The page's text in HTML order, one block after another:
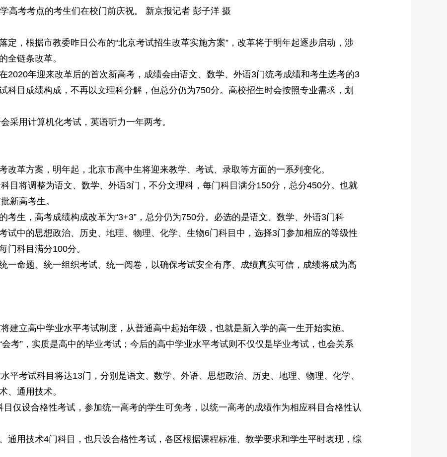
高考考点的考生们在校门前庆祝。 新京报记者 彭子洋 摄
，根据市教委昨日公布的“北京考试招生改革实施方案”，改革将于明年起逐步启动，涉
全链条改革。
年迎来改革后的首次新高考，成绩会由语文、数学、外语3门统考成绩和考生选考的3
科目成绩构成，不再以文理科分解，但总分仍为750分。高校招生时会按照专业需求，划
用计算机化考试，英语听力一年两考。
革方案，明年起，北京市高中生将迎来教学、考试、录取等方面的一系列变化。
将调整为语文、数学、外语3门，不分文理科，每门科目满分150分，总分450分。也就
新高考生。
生，高考成绩构成改革为“3+3”，总分仍为750分。必选的是语文、数学、外语3门科
试中的思想政治、历史、地理、物理、化学、生物6门科目中，选择3门参加相应的等级性
门科目满分100分。
命题、统一组织考试、统一阅卷，以确保考试安全有序、成绩真实可信，成绩将成为高
立高中学业水平考试制度，从普通高中起始年级，也就是新入学的高一生开始实施。
”，实质是高中的毕业考试；今后的高中学业水平考试则不仅仅是毕业考试，也会关系
考试科目将达13门，分别是语文、数学、外语、思想政治、历史、地理、物理、化学、
、通用技术。
设合格性考试，参加统一高考的学生可免考，以统一高考的成绩作为相应科目合格性认
用技术4门科目，也只设合格性考试，各区根据课程标准、教学要求和学生平时表现，综